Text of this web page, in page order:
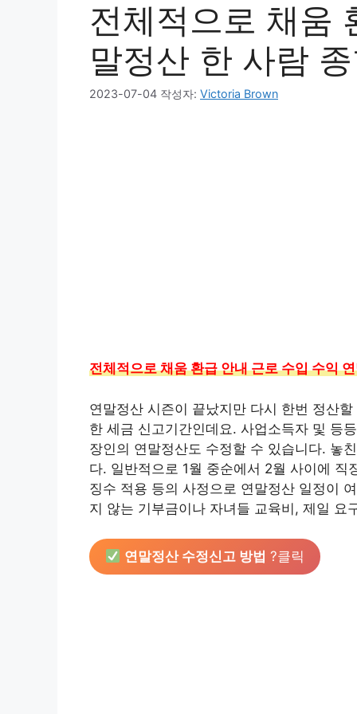
전체적으로 채움
말정산 한 사람
2023-07-04 작성자: Victoria Brown
전체적으로 채움 환급 안내 근로 수입 수익
연말정산 시즌이 끝났지만 다시 한번 정산
한 세금 신고기간인데요. 사업소득자 및 등
장인의 연말정산도 수정할 수 있습니다. 놓
다. 일반적으로 1월 중순에서 2월 사이에
징수 적용 등의 사정으로 연말정산 일정이
지 않는 기부금이나 자녀들 교육비, 제일 요
연말정산 수정신고 방법 ?클릭